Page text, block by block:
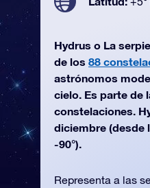
Hydrus o La
de los 88
astrónomos
cielo. Es parte de
constelaciones.
diciembre (desde
-90°).
Representa a las